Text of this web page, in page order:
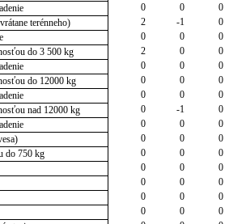
0 0
0
terénneho)
2 -1
0
0 0
0
do 3 500 kg
2 0
0
0 0
0
do 12000 kg
0 0
0
0 0
0
nad 12000 kg
0 -1
0
0 0
0
0 0
0
do 750 kg
0 0
0
0 0
0
0 0
0
0 0
0
0 0
0